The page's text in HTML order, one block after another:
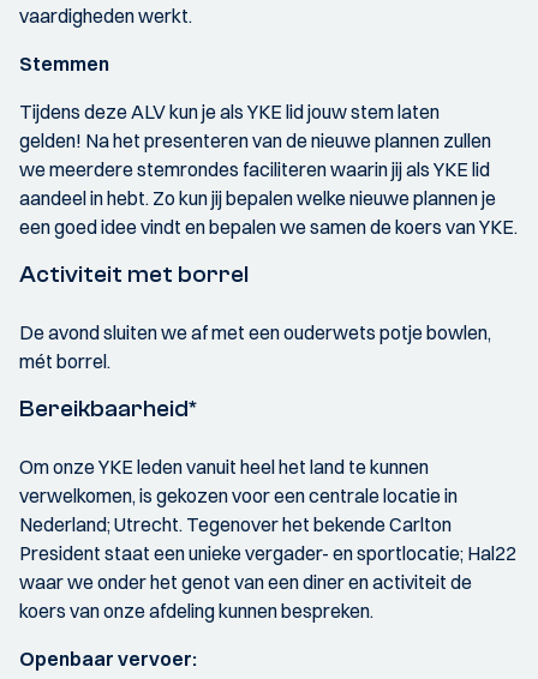
vaardigheden werkt.
Stemmen
Tijdens deze ALV kun je als YKE lid jouw stem laten
gelden! Na het presenteren van de nieuwe plannen zullen
we meerdere stemrondes faciliteren waarin jij als YKE lid
aandeel in hebt. Zo kun jij bepalen welke nieuwe plannen je
een goed idee vindt en bepalen we samen de koers van YKE.
Activiteit met borrel
De avond sluiten we af met een ouderwets potje bowlen,
mét borrel.
Bereikbaarheid*
Om onze YKE leden vanuit heel het land te kunnen
verwelkomen, is gekozen voor een centrale locatie in
Nederland; Utrecht. Tegenover het bekende Carlton
President staat een unieke vergader- en sportlocatie; Hal22
waar we onder het genot van een diner en activiteit de
koers van onze afdeling kunnen bespreken.
Openbaar vervoer: